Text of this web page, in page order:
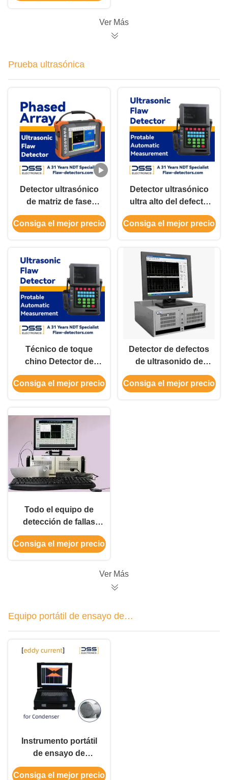
Ver Más
Prueba ultrasónica
Detector ultrasónico
de matriz de fase
multifunción
UT+PAUT+TOFD
Consiga el mejor precio
Detector ultrasónico
ultra alto del defecto
de la sensibilidad
0.1m m para el uso
Consiga el mejor precio
Técnico de toque
chino Detector de
fallas ultrasónico
digital Medición
Consiga el mejor precio
Detector de defectos
de ultrasonido de
todos los canales
digitales
Consiga el mejor precio
Todo el equipo de
detección de fallas
por ultrasonido
multicanal digital
Consiga el mejor precio
Ver Más
Equipo portátil de ensayo de
corriente de Eddy
Instrumento portátil
de ensayo de
corriente Eddy Rango
de frecuencia 1 Hz - 2
Consiga el mejor precio